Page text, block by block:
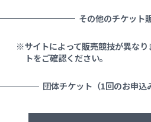
その他のチケット
サイトによって販売競技が異な
トをご確認ください。
団体チケット（1回のお申込